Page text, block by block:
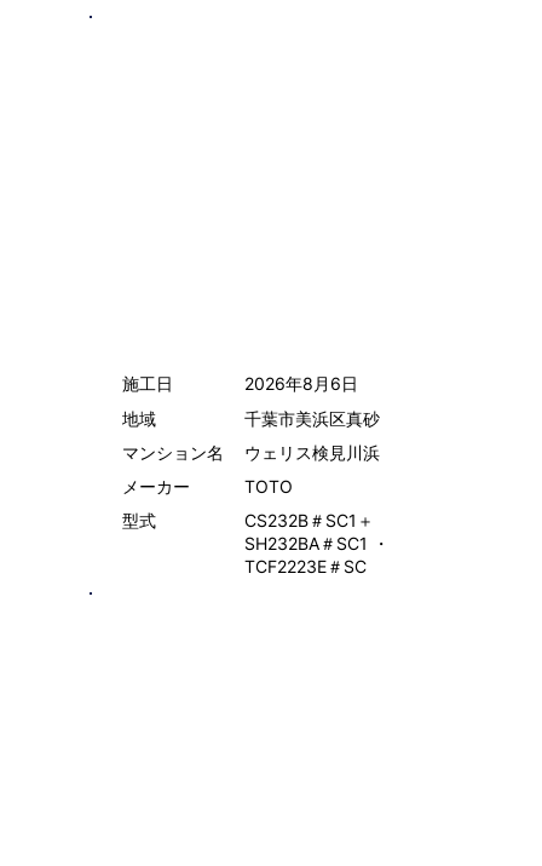
2026年8月6日
施工日
千葉市美浜区真砂
地域
CS232B＃SC1＋
SH232BA＃SC1 ・
TCF2223E＃SC
型式
TOTO
メーカー
ウェリス検見川浜
マンション名